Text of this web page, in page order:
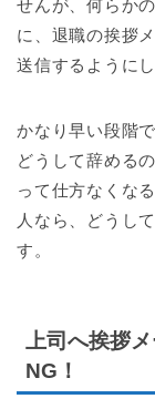
せんが、何らか
に、退職の挨拶
送信するように
かなり早い段階
どうして辞める
って仕方なくな
人なら、どうし
す。
上司へ挨拶
NG！